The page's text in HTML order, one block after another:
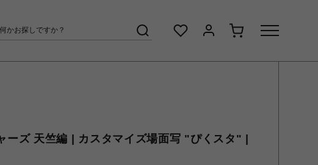
ーズ 天竺編 | カスタマイズ場面写 "ぴくスタ" |